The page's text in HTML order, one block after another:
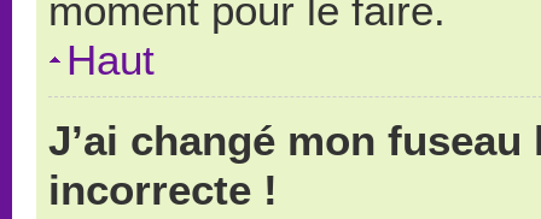
moment pour le faire.
Haut
J’ai changé mon
incorrecte !